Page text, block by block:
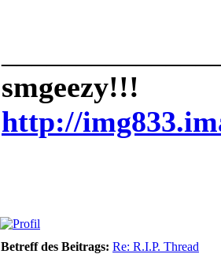
smgeezy!!!
http://
Betreff des Beitrags: Re: R.I.P. Thread